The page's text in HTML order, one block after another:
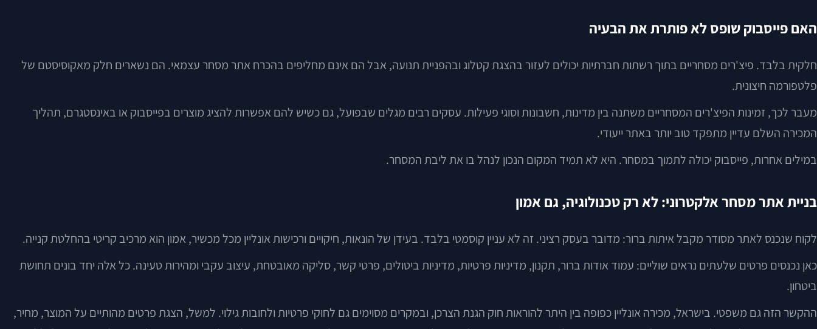
האם פייסבוק שופס לא פותרת את הבעיה
חלקית בלבד. פיצ'רים מסחריים בתוך רשתות חברתיות יכולים לעזור בהצגת קטלוג ובהפניית תנועה, אבל הם אינם מחליפים בהכרח אתר מסחר עצמאי. הם נשארים חלק מאקוסיסטם של
פלטפורמה חיצונית.
מעבר לכך, זמינות הפיצ'רים המסחריים משתנה בין מדינות, חשבונות וסוגי פעילות. עסקים רבים מגלים שבפועל, גם כשיש להם אפשרות להציג מוצרים בפייסבוק או באינסטגרם, תהליך
המכירה השלם עדיין מתפקד טוב יותר באתר ייעודי.
במילים אחרות, פייסבוק יכולה לתמוך במסחר. היא לא תמיד המקום הנכון לנהל בו את ליבת המסחר.
בניית אתר מסחר אלקטרוני: לא רק טכנולוגיה, גם אמון
לקוח שנכנס לאתר מסודר מקבל איתות ברור: מדובר בעסק רציני. זה לא עניין קוסמטי בלבד. בעידן של הונאות, חיקויים ורכישות אונליין מכל מכשיר, אמון הוא מרכיב קריטי בהחלטת קנייה.
כאן נכנסים פרטים שלעתים נראים שוליים: עמוד אודות ברור, תקנון, מדיניות פרטיות, מדיניות ביטולים, פרטי קשר, סליקה מאובטחת, עיצוב עקבי ומהירות טעינה. כל אלה יחד בונים תחושת
ביטחון.
ההקשר הזה גם משפטי. בישראל, מכירה אונליין כפופה בין היתר להוראות חוק הגנת הצרכן, ובמקרים מסוימים גם לחוקי פרטיות ולחובות גילוי. למשל, הצגת פרטים מהותיים על המוצר, מחיר,